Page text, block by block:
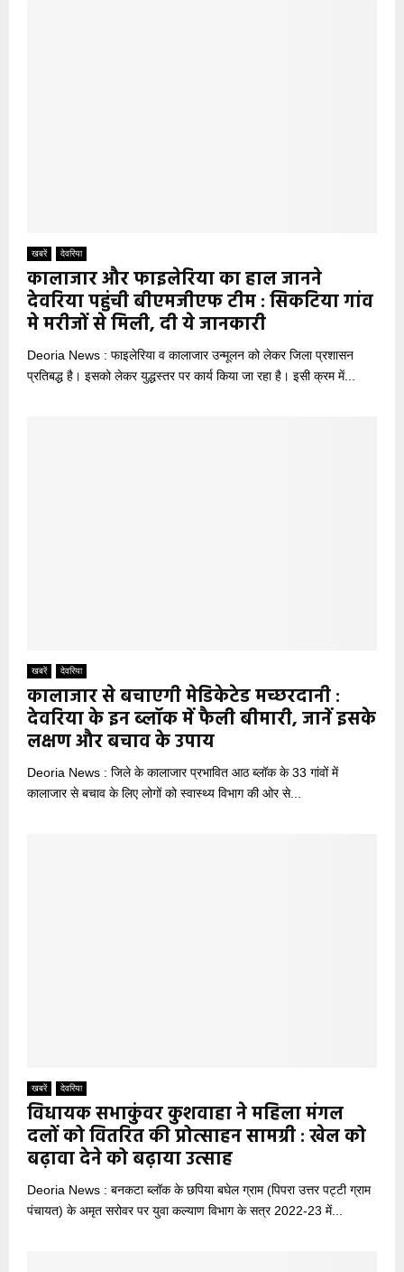
खबरें देवरिया
कालाजार और फाइलेरिया का हाल जानने
देवरिया पहुंची बीएमजीएफ टीम : सिकटिया गांव
मे मरीजों से मिली, दी ये जानकारी
Deoria News : फाइलेरिया व कालाजार उन्मूलन को लेकर जिला प्रशासन
प्रतिबद्ध है। इसको लेकर युद्धस्तर पर कार्य किया जा रहा है। इसी क्रम में...
खबरें देवरिया
कालाजार से बचाएगी मेडिकेटेड मच्छरदानी :
देवरिया के इन ब्लॉक में फैली बीमारी, जानें इसके
लक्षण और बचाव के उपाय
Deoria News : जिले के कालाजार प्रभावित आठ ब्लॉक के 33 गांवों में
कालाजार से बचाव के लिए लोगों को स्वास्थ्य विभाग की ओर से...
खबरें देवरिया
विधायक सभाकुंवर कुशवाहा ने महिला मंगल
दलों को वितरित की प्रोत्साहन सामग्री : खेल को
बढ़ावा देने को बढ़ाया उत्साह
Deoria News : बनकटा ब्लॉक के छपिया बघेल ग्राम (पिपरा उत्तर पट्टी ग्राम
पंचायत) के अमृत सरोवर पर युवा कल्याण विभाग के सत्र 2022-23 में...